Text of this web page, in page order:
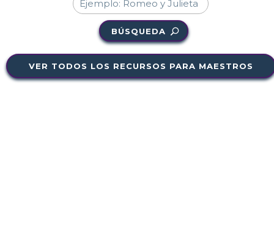
BÚSQUEDA
VER TODOS LOS RECURSOS PARA MAESTROS